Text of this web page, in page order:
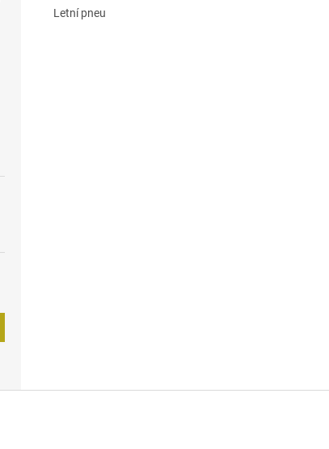
Letní pneu